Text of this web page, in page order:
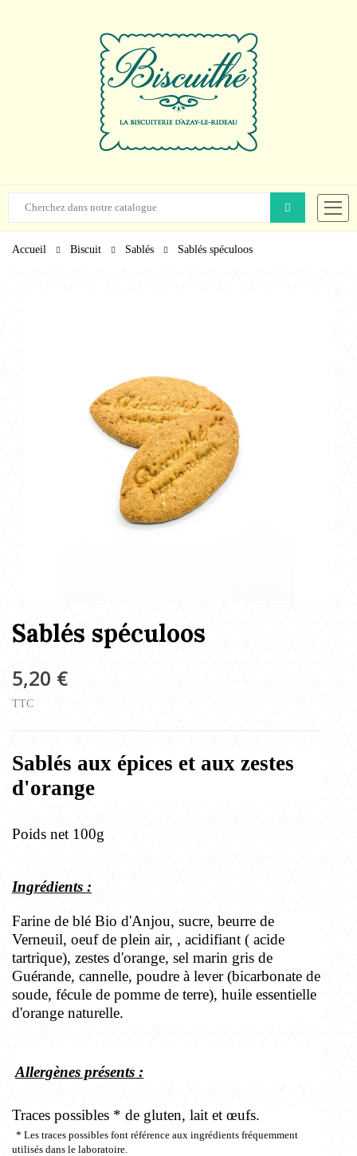
Accueil Biscuit Sablés Sablés spéculoos
Sablés spéculoos
5,20 €
TTC
Sablés aux épices et aux zestes
d'orange
Poids net 100g
Ingrédients :
Farine de blé Bio d'Anjou, sucre, beurre de
Verneuil, oeuf de plein air, , acidifiant ( acide
tartrique), zestes d'orange, sel marin gris de
Guérande, cannelle, poudre à lever (bicarbonate de
soude, fécule de pomme de terre), huile essentielle
d'orange naturelle.
Allergènes présents :
Traces possibles * de gluten, lait et œufs.
* Les traces possibles font référence aux ingrédients fréquemment
utilisés dans le laboratoire.